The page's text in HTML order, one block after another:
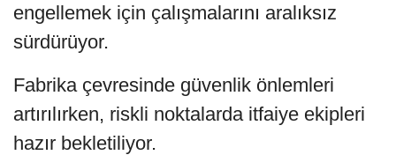
engellemek için çalışmalarını aralıksız
sürdürüyor.
Fabrika çevresinde güvenlik önlemleri
artırılırken, riskli noktalarda itfaiye ekipleri
hazır bekletiliyor.